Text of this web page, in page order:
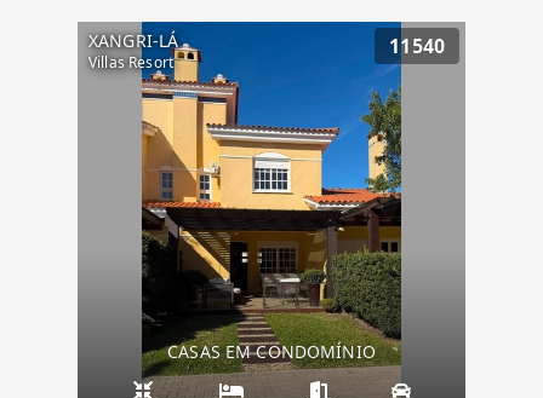
XANGRI-LÁ
Villas Resort
11540
CASAS EM CONDOMÍNIO